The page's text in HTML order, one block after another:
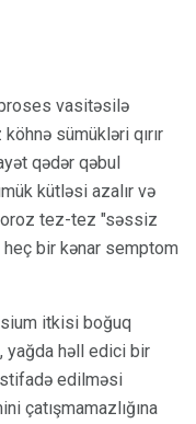
vasitəsilə
sümükləri qırır
qədər qəbul
kütləsi azalır və
tez-tez "səssiz
heç bir kənar semptom
itkisi boğuq
, yağda həll edici bir
edilməsi
çatışmamazlığına